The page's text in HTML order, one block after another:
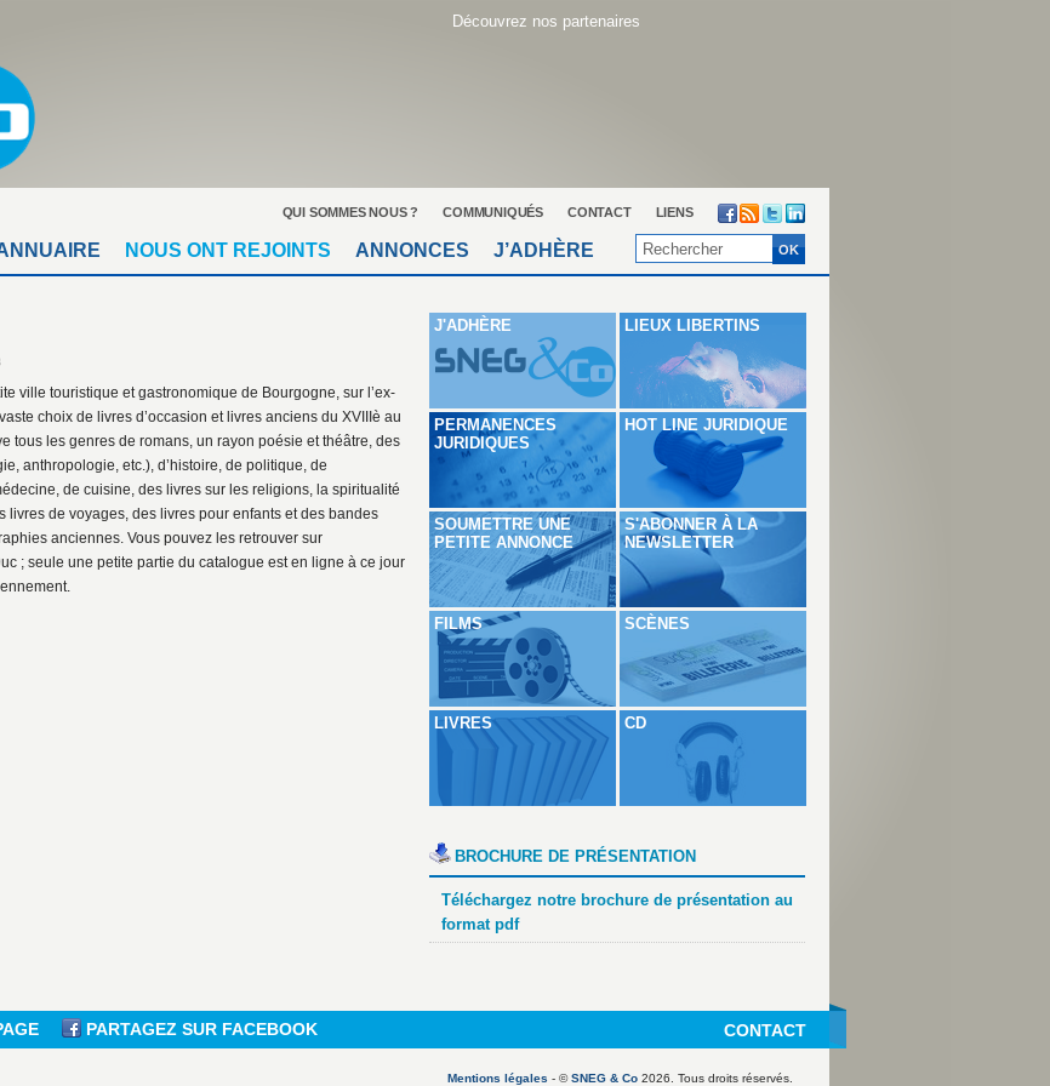
Découvrez nos partenaires
QUI SOMMES NOUS ? COMMUNIQUÉS CONTACT LIENS
NOUS ONT REJOINTS ANNONCES J’ADHÈRE
ville touristique et gastronomique de Bourgogne, sur l’ex-
choix de livres d’occasion et livres anciens du XVIIIè au
tous les genres de romans, un rayon poésie et théâtre, des
anthropologie, etc.), d’histoire, de politique, de
de cuisine, des livres sur les religions, la spiritualité
livres de voyages, des livres pour enfants et des bandes
anciennes. Vous pouvez les retrouver sur
; seule une petite partie du catalogue est en ligne à ce jour
J'ADHÈRE LIEUX LIBERTINS
PERMANENCES
JURIDIQUES
HOT LINE JURIDIQUE
SOUMETTRE UNE
PETITE ANNONCE
S'ABONNER À LA
NEWSLETTER
FILMS SCÈNES
LIVRES CD
BROCHURE DE PRÉSENTATION
Téléchargez notre brochure de présentation au
format pdf
PARTAGEZ SUR FACEBOOK CONTACT
Mentions légales - ©SNEG & Co 2026. Tous droits réservés.